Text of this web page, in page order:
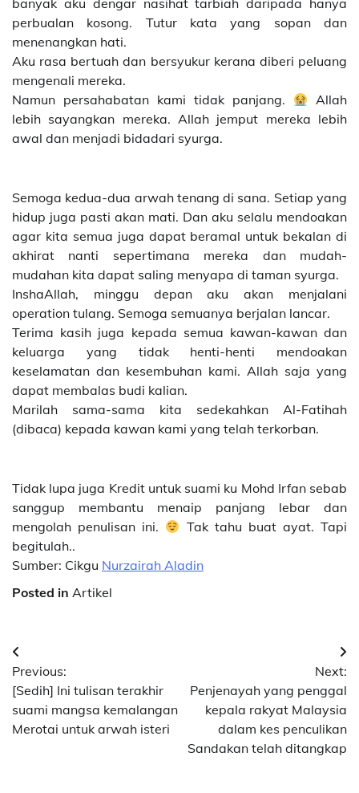
banyak aku dengar nasihat tarbiah daripada hanya
perbualan kosong. Tutur kata yang sopan dan
menenangkan hati.
Aku rasa bertuah dan bersyukur kerana diberi peluang
mengenali mereka.
Namun persahabatan kami tidak panjang.
Allah
lebih sayangkan mereka. Allah jemput mereka lebih
awal dan menjadi bidadari syurga.
Semoga kedua-dua arwah tenang di sana. Setiap yang
hidup juga pasti akan mati. Dan aku selalu mendoakan
agar kita semua juga dapat beramal untuk bekalan di
akhirat nanti sepertimana mereka dan mudah-
mudahan kita dapat saling menyapa di taman syurga.
InshaAllah, minggu depan aku akan menjalani
operation tulang. Semoga semuanya berjalan lancar.
Terima kasih juga kepada semua kawan-kawan dan
keluarga yang tidak henti-henti mendoakan
keselamatan dan kesembuhan kami. Allah saja yang
dapat membalas budi kalian.
Marilah sama-sama kita sedekahkan Al-Fatihah
(dibaca) kepada kawan kami yang telah terkorban.
Tidak lupa juga Kredit untuk suami ku Mohd Irfan sebab
sanggup membantu menaip panjang lebar dan
mengolah penulisan ini.
Tak tahu buat ayat. Tapi
begitulah..
Sumber: Cikgu Nurzairah Aladin
Posted in Artikel
Post
navigation
Previous:
[Sedih] Ini tulisan terakhir
suami mangsa kemalangan
Merotai untuk arwah isteri
Next:
Penjenayah yang penggal
kepala rakyat Malaysia
dalam kes penculikan
Sandakan telah ditangkap